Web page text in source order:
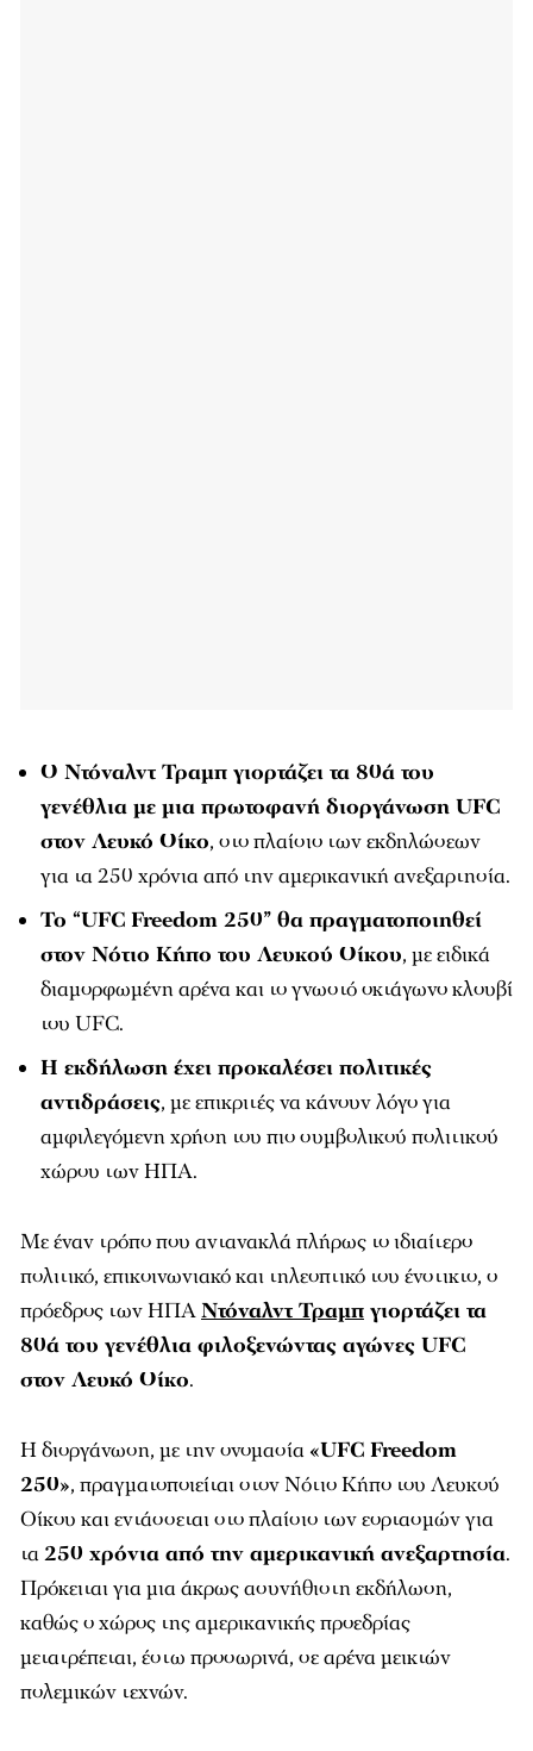
Ο Ντόναλντ Τραμπ γιορτάζει τα 80ά του
γενέθλια με μια πρωτοφανή διοργάνωση UFC
στον Λευκό Οίκο, στο πλαίσιο των εκδηλώσεων
για τα 250 χρόνια από την αμερικανική ανεξαρτησία.
Το “UFC Freedom 250” θα πραγματοποιηθεί
στον Νότιο Κήπο του Λευκού Οίκου, με ειδικά
διαμορφωμένη αρένα και το γνωστό οκτάγωνο κλουβί
του UFC.
Η εκδήλωση έχει προκαλέσει πολιτικές
αντιδράσεις, με επικριτές να κάνουν λόγο για
αμφιλεγόμενη χρήση του πιο συμβολικού πολιτικού
χώρου των ΗΠΑ.
Με έναν τρόπο που αντανακλά πλήρως το ιδιαίτερο
πολιτικό, επικοινωνιακό και τηλεοπτικό του ένστικτο, ο
πρόεδρος των ΗΠΑΝτόναλντ Τραμπ γιορτάζει τα
80ά του γενέθλια φιλοξενώντας αγώνες UFC
στον Λευκό Οίκο.
Η διοργάνωση, με την ονομασία «UFC Freedom
250», πραγματοποιείται στον Νότιο Κήπο του Λευκού
Οίκου και εντάσσεται στο πλαίσιο των εορτασμών για
τα250 χρόνια από την αμερικανική ανεξαρτησία.
Πρόκειται για μια άκρως ασυνήθιστη εκδήλωση,
καθώς ο χώρος της αμερικανικής προεδρίας
μετατρέπεται, έστω προσωρινά, σε αρένα μεικτών
πολεμικών τεχνών.